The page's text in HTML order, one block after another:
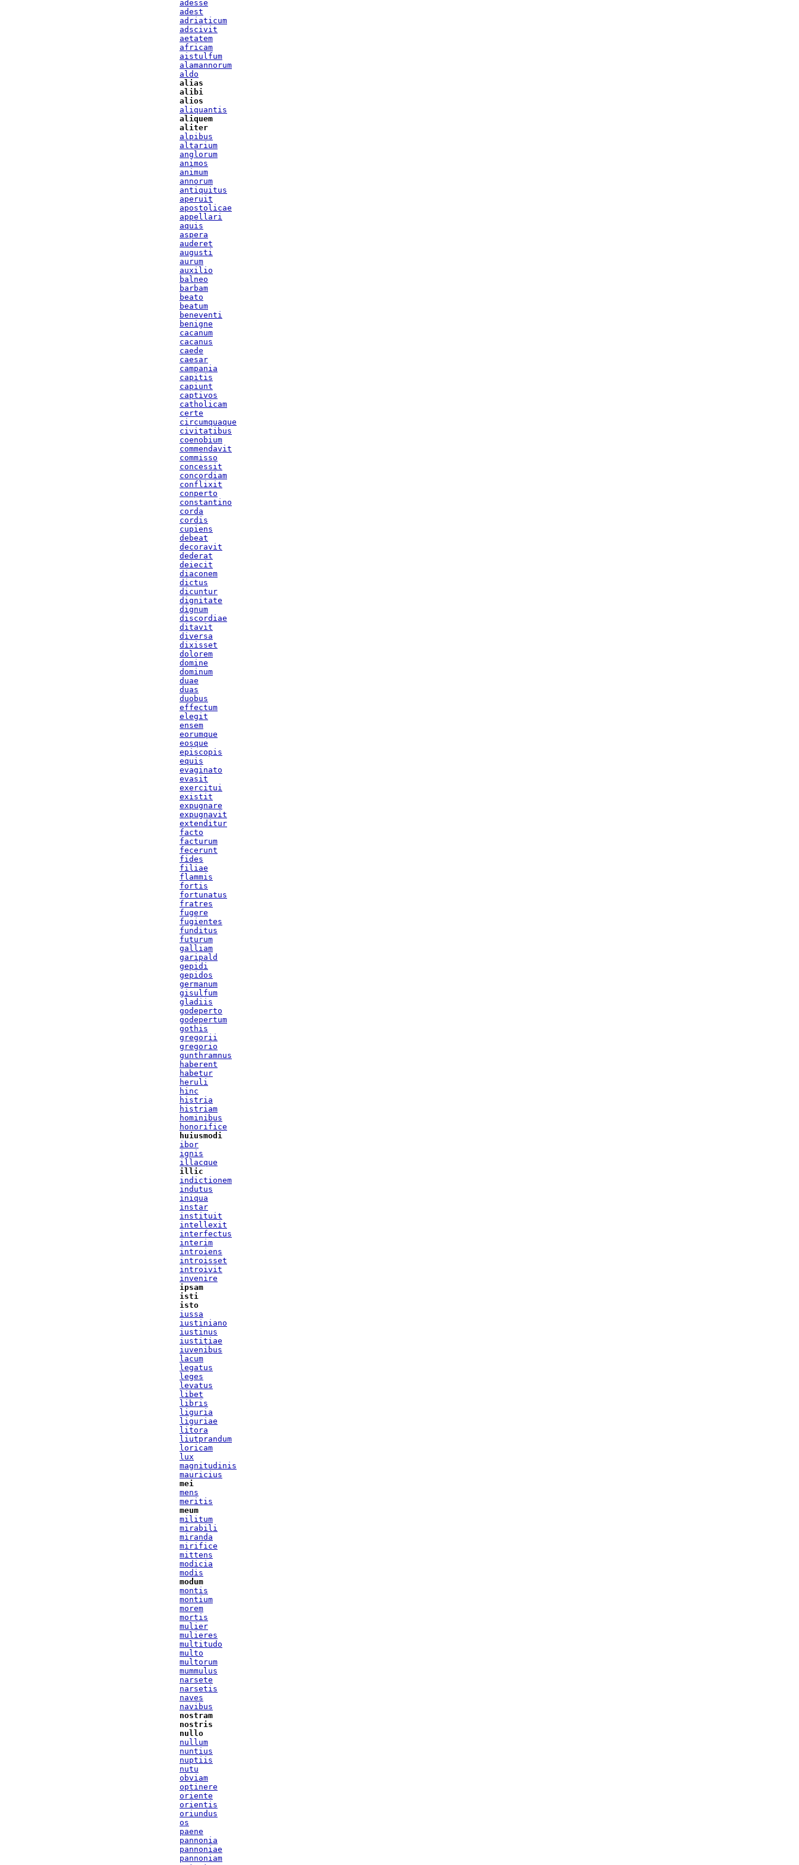
adesse
adest
adriaticum
adscivit
aetatem
africam
aistulfum
alamannorum
aldo
alias
alibi
alios
aliquantis
aliquem
aliter
alpibus
altarium
anglorum
animos
animum
annorum
antiquitus
aperuit
apostolicae
appellari
aquis
aspera
auderet
augusti
aurum
auxilio
balneo
barbam
beato
beatum
beneventi
benigne
cacanum
cacanus
caede
caesar
campania
capitis
capiunt
captivos
catholicam
certe
circumquaque
civitatibus
coenobium
commendavit
commisso
concessit
concordiam
conflixit
conperto
constantino
corda
cordis
cupiens
debeat
decoravit
dederat
deiecit
diaconem
dictus
dicuntur
dignitate
dignum
discordiae
ditavit
diversa
dixisset
dolorem
domine
dominum
duae
duas
duobus
effectum
elegit
ensem
eorumque
eosque
episcopis
equis
evaginato
evasit
exercitui
existit
expugnare
expugnavit
extenditur
facto
facturum
fecerunt
fides
filiae
flammis
fortis
fortunatus
fratres
fugere
fugientes
funditus
futurum
galliam
garipald
gepidi
gepidos
germanum
gisulfum
gladiis
godeperto
godepertum
gothis
gregorii
gregorio
gunthramnus
haberent
habetur
heruli
hinc
histria
histriam
hominibus
honorifice
huiusmodi
ibor
ignis
illacque
illic
indictionem
indutus
iniqua
instar
instituit
intellexit
interfectus
interim
introiens
introisset
introivit
invenire
ipsam
isti
isto
iussa
iustiniano
iustinus
iustitiae
iuvenibus
lacum
legatus
leges
levatus
libet
libris
liguria
liguriae
litora
liutprandum
loricam
lux
magnitudinis
mauricius
mei
mens
meritis
meum
militum
mirabili
miranda
mirifice
mittens
modicia
modis
modum
montis
montium
morem
mortis
mulier
mulieres
multitudo
multo
multorum
mummulus
narsete
narsetis
naves
navibus
nostram
nostris
nullo
nullum
nuntius
nuptiis
nutu
obviam
optinere
oriente
orientis
oriundus
os
paene
pannonia
pannoniae
pannoniam